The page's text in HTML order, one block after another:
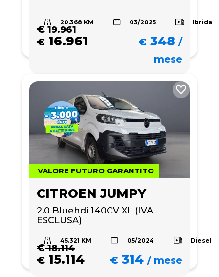
20.368 KM 03/2025 Ibrida
€19.961
€ 16.961 € 348 /
mese
VALORE FUTURO GARANTITO
CITROEN JUMPY
2.0 Bluehdi 140CV XL (IVA
ESCLUSA)
45.321 KM 05/2024 Diesel
€18.114
€ 15.114 € 314 /mese